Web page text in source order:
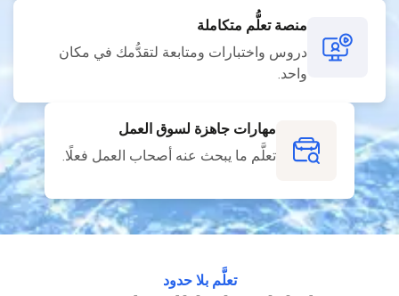
منصة تعلُّم متكاملة
دروس واختبارات ومتابعة لتقدُّمك في مكان
واحد.
مهارات جاهزة لسوق العمل
تعلَّم ما يبحث عنه أصحاب العمل فعلًا.
تعلَّم بلا حدود